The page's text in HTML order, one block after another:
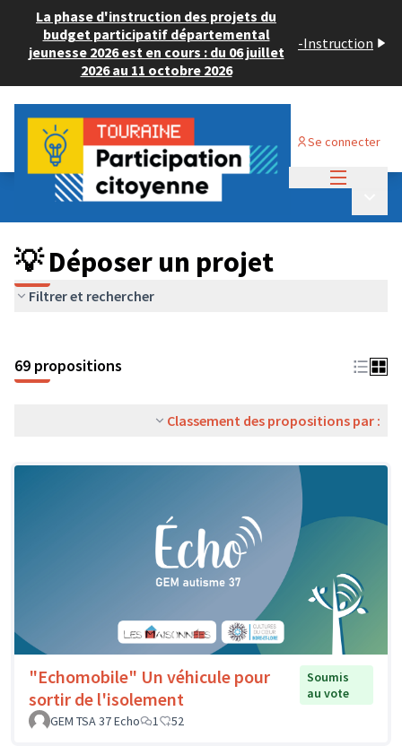
La phase d'instruction des projets du
budget participatif départemental
jeunesse 2026 est en cours : du 06 juillet
2026 au 11 octobre 2026
-Instruction
Se connecter
Budget Participatif ADULTE 2024
💡 Déposer un projet
💡 Déposer un projet
Filtrer et rechercher
69 propositions
Classement des propositions par :
"Echomobile" Un véhicule pour
sortir de l'isolement
Soumis
au vote
GEM TSA 37 Echo
1 52